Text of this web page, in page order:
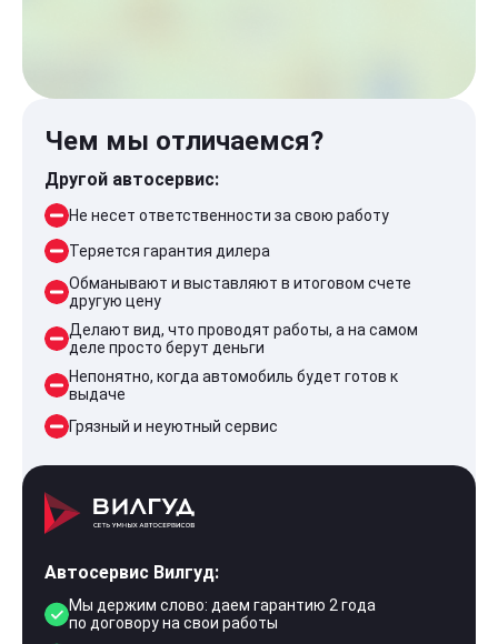
Чем мы отличаемся?
Другой автосервис:
Не несет ответственности за свою работу
Теряется гарантия дилера
Обманывают и выставляют в итоговом счете
другую цену
Делают вид, что проводят работы, а на самом
деле просто берут деньги
Непонятно, когда автомобиль будет готов к
выдаче
Грязный и неуютный сервис
Автосервис Вилгуд:
Мы держим слово: даем гарантию 2 года
по договору на свои работы